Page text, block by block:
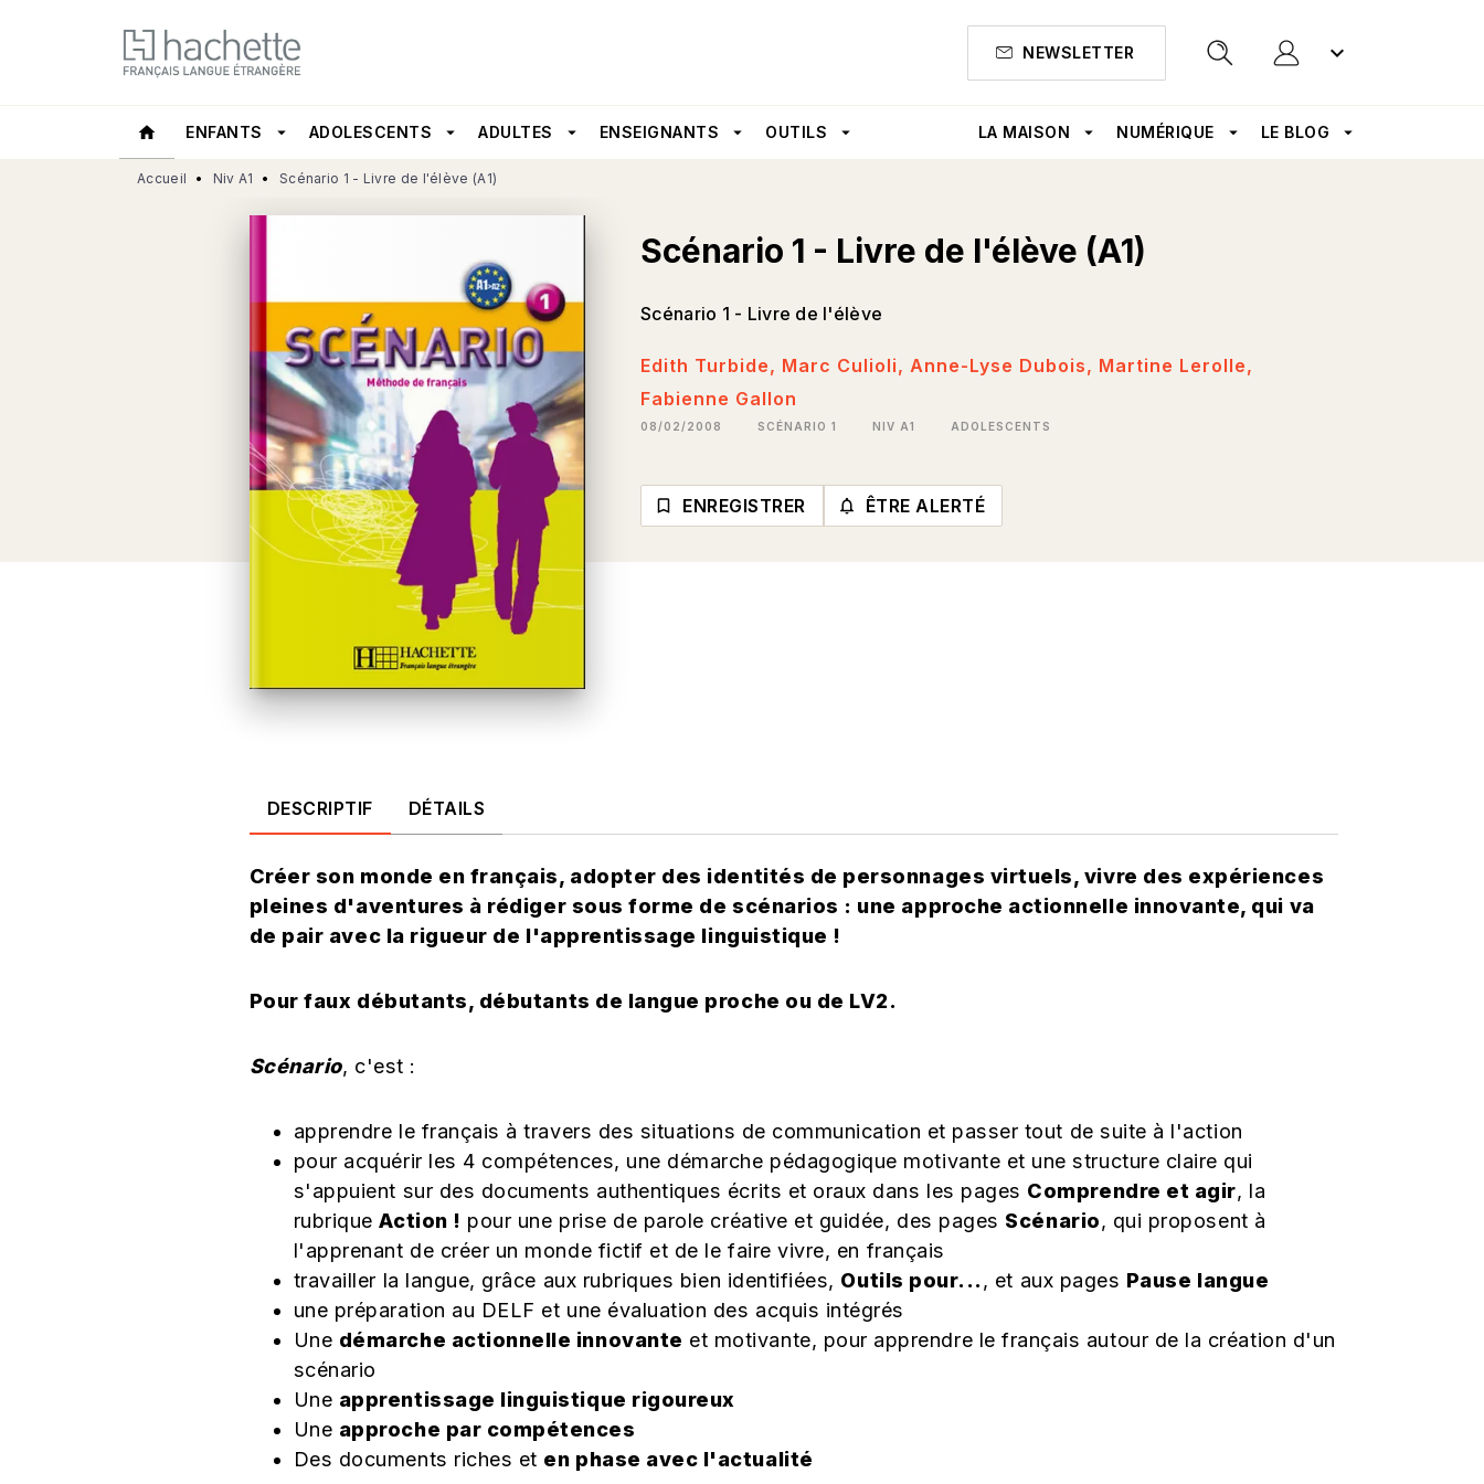
MENU RECHERCHE
NEWSLETTER keyboard_arrow_down
home ENFANTS arrow_drop_down ADOLESCENTS arrow_drop_down ADULTES arrow_drop_down ENSEIGNANTS arrow_drop_down OUTILS arrow_drop_down LA MAISON arrow_drop_down NUMÉRIQUE arrow_drop_down LE BLOG arrow_drop_down
Accueil • Niv A1 • Scénario 1 - Livre de l'élève (A1)
Scénario 1 - Livre de l'élève (A1)
Scénario 1 - Livre de l'élève
Edith Turbide, Marc Culioli,Anne-Lyse Dubois, Martine Lerolle,
Fabienne Gallon
08/02/2008 SCÉNARIO 1 NIV A1 ADOLESCENTS
bookmark_border ENREGISTRER notifications_none_outlined
ÊTRE ALERTÉ
DESCRIPTIF DÉTAILS
Créer son monde en français, adopter des identités de personnages virtuels, vivre des expériences
pleines d'aventures à rédiger sous forme de scénarios : une approche actionnelle innovante, qui va
de pair avec la rigueur de l'apprentissage linguistique !
Pour faux débutants, débutants de langue proche ou de LV2.
Scénario, c'est :
apprendre le français à travers des situations de communication et passer tout de suite à l'action
pour acquérir les 4 compétences, une démarche pédagogique motivante et une structure claire qui
s'appuient sur des documents authentiques écrits et oraux dans les pages Comprendre et agir, la
rubriqueAction ! pour une prise de parole créative et guidée, des pages Scénario, qui proposent à
l'apprenant de créer un monde fictif et de le faire vivre, en français
travailler la langue, grâce aux rubriques bien identifiées, Outils pour..., et aux pages Pause langue
une préparation au DELF et une évaluation des acquis intégrés
Une démarche actionnelle innovante et motivante, pour apprendre le français autour de la création d'un
scénario
Une apprentissage linguistique rigoureux
Une approche par compétences
Des documents riches et en phase avec l'actualité